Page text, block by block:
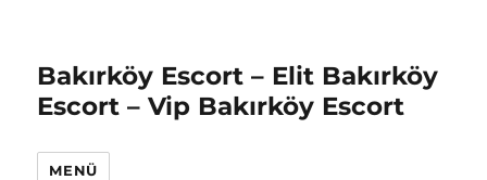
Bakırköy Escort – Elit Bakırköy
Escort – Vip Bakırköy Escort
MENÜ